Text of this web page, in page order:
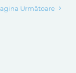
Următoare